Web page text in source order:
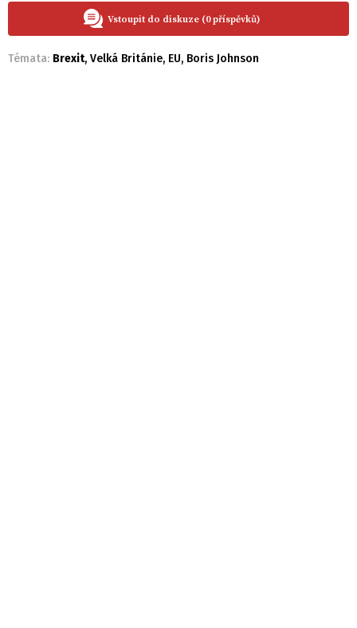
Vstoupit do diskuze (0 příspěvků)
Témata: Brexit, Velká Británie, EU, Boris Johnson